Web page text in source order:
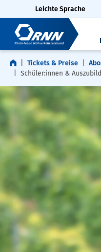
Navigation überspringen
Zur Fußzeile springen
Leichte Sprache
Tickets & Preise
Schüler:innen &